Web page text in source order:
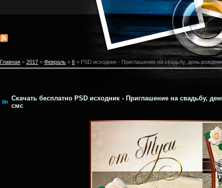
Главная » 2017 » Февраль » 6 » PSD исходник - Приглашение на свадьбу, день
Скачать бесплатно PSD исходник - Приглашение на свадьбу,
смс